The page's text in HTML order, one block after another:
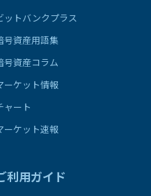
ットバンクプラス
号資産用語集
号資産コラム
ーケット情報
ャート
ーケット速報
利用ガイド